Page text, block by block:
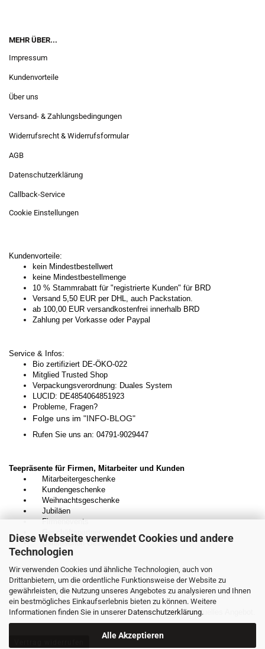
Diese Webseite verwendet Cookies und andere
Technologien
Wir verwenden Cookies und ähnliche Technologien, auch von
Drittanbietern, um die ordentliche Funktionsweise der Website zu
gewährleisten, die Nutzung unseres Angebotes zu analysieren und Ihnen
ein bestmögliches Einkaufserlebnis bieten zu können. Weitere
Informationen finden Sie in unserer Datenschutzerklärung.
Alle Akzeptieren
MEHR ÜBER...
Impressum
Kundenvorteile
Über uns
Versand- & Zahlungsbedingungen
Widerrufsrecht & Widerrufsformular
AGB
Datenschutzerklärung
Callback-Service
Cookie Einstellungen
Kundenvorteile:
kein Mindestbestellwert
keine Mindestbestellmenge
10 % Stammrabatt für "registrierte Kunden" für BRD
Versand 5,50 EUR per DHL, auch Packstation.
ab 100,00 EUR versandkostenfrei innerhalb BRD
Zahlung per Vorkasse oder Paypal
Service & Infos:
Bio zertifiziert DE-ÖKO-022
Mitglied Trusted Shop
Verpackungsverordnung: Duales System
LUCID: DE4854064851923
Probleme, Fragen?
Folge uns im "INFO-BLOG"
Rufen Sie uns an: 04791-9029447
Teepräsente für Firmen, Mitarbeiter und Kunden
Mitarbeitergeschenke
Kundengeschenke
Weihnachtsgeschenke
Jubiläen
Firmenevents
Geschäftspartner
Dankeschön-Geschenke
Kontaktieren Sie uns unverbindlich:
E-Mail:kontakt.teedesnordens@gmail.com
Wir beraten Sie gerne persönlich und erstellen ein individuelles Angebot.